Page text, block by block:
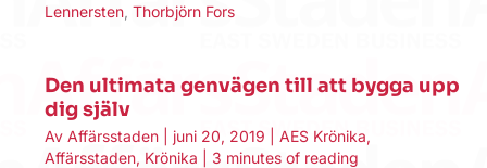
Lennersten Thorbjörn Fors
Den ultimata genvägen till att bygga upp
dig själv
Av Affärsstaden juni 20, 2019 AES Krönika,
Affärsstaden, Krönika 3 minutes of reading